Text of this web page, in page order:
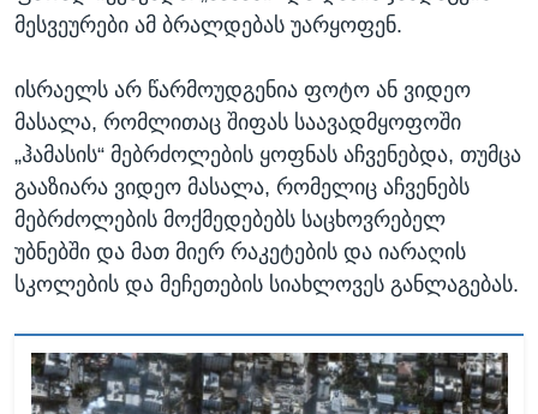
მესვეურები ამ ბრალდებას უარყოფენ.
ისრაელს არ წარმოუდგენია ფოტო ან ვიდეო
მასალა, რომლითაც შიფას საავადმყოფოში
„ჰამასის“ მებრძოლების ყოფნას აჩვენებდა, თუმცა
გააზიარა ვიდეო მასალა, რომელიც აჩვენებს
მებრძოლების მოქმედებებს საცხოვრებელ
უბნებში და მათ მიერ რაკეტების და იარაღის
სკოლების და მეჩეთების სიახლოვეს განლაგებას.